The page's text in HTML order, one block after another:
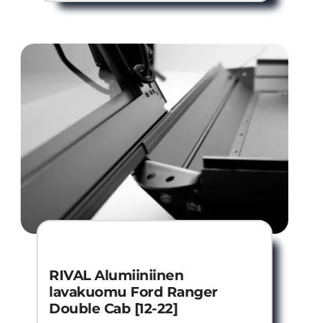
RIVAL Alumiiniinen
lavakuomu Ford Ranger
Double Cab [12-22]